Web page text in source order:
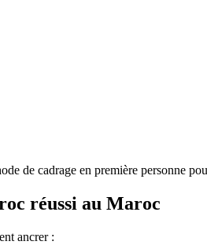
de cadrage en première personne
réussi au Maroc
ancrer :